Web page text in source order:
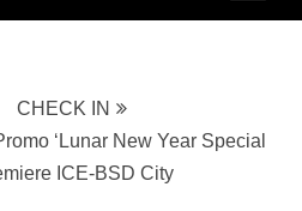
CHECK IN
‘Lunar New Year Special
ICE-BSD City